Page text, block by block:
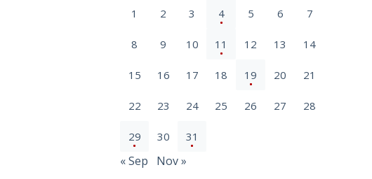
1 2 3 4 5 6 7
8 9 10 11 12 13 14
15 16 17 18 19 20 21
22 23 24 25 26 27 28
29 30 31
« Sep Nov »